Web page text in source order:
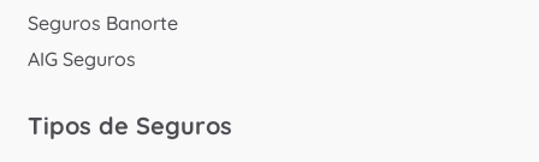
Seguros Banorte
AIG Seguros
Tipos de Seguros